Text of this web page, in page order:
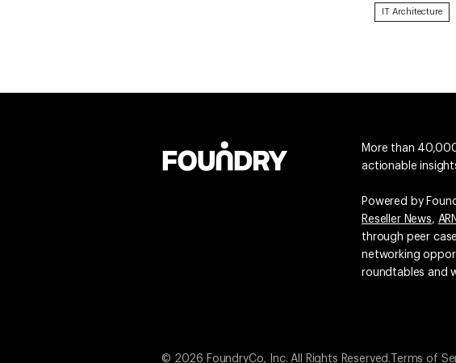
IT Architecture
More than
actionable
Powered by
Reseller News, ARN
through peer
networking
roundtables and
© 2026 FoundryCo, Inc. All Rights Reserved. Terms of